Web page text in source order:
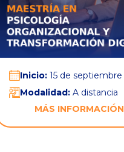
Inicio: 15 de septiembre
Modalidad: A distancia
MÁS INFORMACIÓN